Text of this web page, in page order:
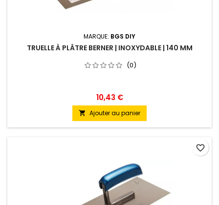
MARQUE: BGS DIY
TRUELLE À PLÂTRE BERNER | INOXYDABLE | 140 MM
(0)
10,43 €
 Ajouter au panier
favorite_border